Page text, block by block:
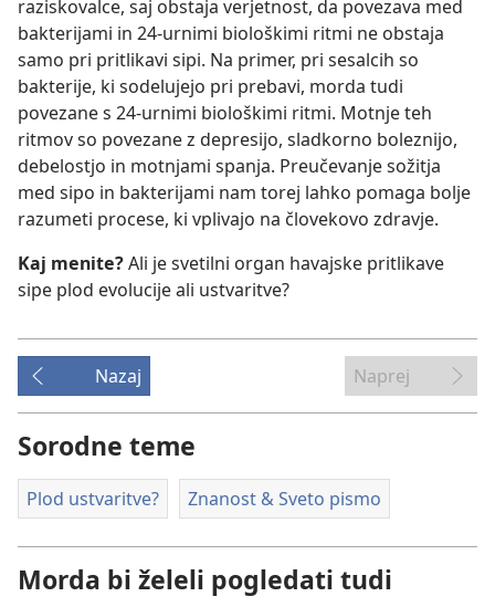
raziskovalce, saj obstaja verjetnost, da povezava med
bakterijami in 24-urnimi biološkimi ritmi ne obstaja
samo pri pritlikavi sipi. Na primer, pri sesalcih so
bakterije, ki sodelujejo pri prebavi, morda tudi
povezane s 24-urnimi biološkimi ritmi. Motnje teh
ritmov so povezane z depresijo, sladkorno boleznijo,
debelostjo in motnjami spanja. Preučevanje sožitja
med sipo in bakterijami nam torej lahko pomaga bolje
razumeti procese, ki vplivajo na človekovo zdravje.
Kaj menite?Ali je svetilni organ havajske pritlikave
sipe plod evolucije ali ustvaritve?
Nazaj Naprej
Sorodne teme
Plod ustvaritve? Znanost & Sveto pismo
Morda bi želeli pogledati tudi